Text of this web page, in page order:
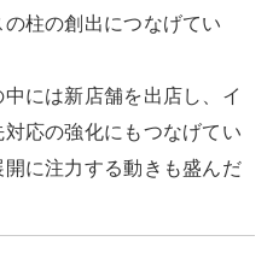
柱の創出につなげてい
には新店舗を出店し、イ
応の強化にもつなげてい
に注力する動きも盛んだ